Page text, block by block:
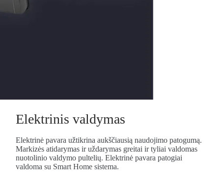
Elektrinis valdymas
Elektrinė pavara užtikrina aukščiausią naudojimo patogumą.
Markizės atidarymas ir uždarymas greitai ir tyliai valdomas
nuotolinio valdymo pultelių. Elektrinė pavara patogiai
valdoma su Smart Home sistema.